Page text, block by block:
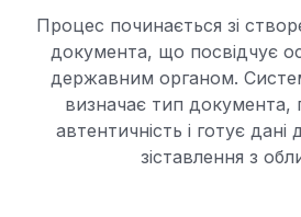
Процес починається зі
документа, що посвідчує
державним органом.
визначає тип документа,
автентичність і готує
зіставлення з